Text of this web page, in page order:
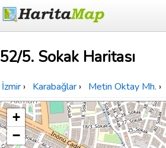
52/5. Sokak Haritası
İzmir › Karabağlar › Metin Oktay Mh. ›
+
−